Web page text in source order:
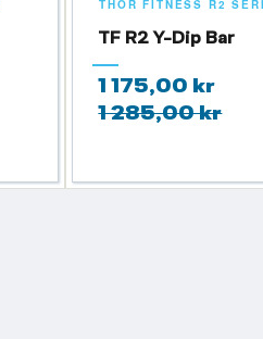
THOR FITNESS R2
TF R2 Y-Dip Bar
1 175,00 kr
1 285,00 kr